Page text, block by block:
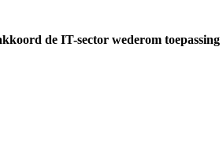
de IT-sector wederom